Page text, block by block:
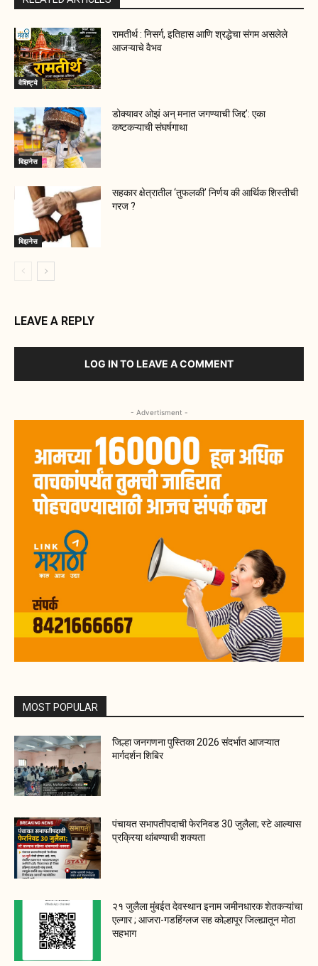
वैशिष्ट्ये
रामतीर्थ : निसर्ग, इतिहास आणि श्रद्धेचा संगम असलेले
आजऱ्याचे वैभव
बिझनेस
डोक्यावर ओझं अन् मनात जगण्याची जिद्द’: एका
कष्टकऱ्याची संघर्षगाथा
बिझनेस
सहकार क्षेत्रातील ‘तुफलकी’ निर्णय की आर्थिक शिस्तीची
गरज ?
LEAVE A REPLY
LOG IN TO LEAVE A COMMENT
- Advertisment -
MOST POPULAR
जिल्हा जनगणना पुस्तिका 2026 संदर्भात आजऱ्यात
मार्गदर्शन शिबिर
पंचायत सभापतीपदाची फेरनिवड 30 जुलैला; स्टे आल्यास
प्रक्रिया थांबण्याची शक्यता
२१ जुलैला मुंबईत देवस्थान इनाम जमीनधारक शेतकऱ्यांचा
एल्गार ; आजरा-गडहिंग्लज सह कोल्हापूर जिल्ह्यातून मोठा
सहभाग